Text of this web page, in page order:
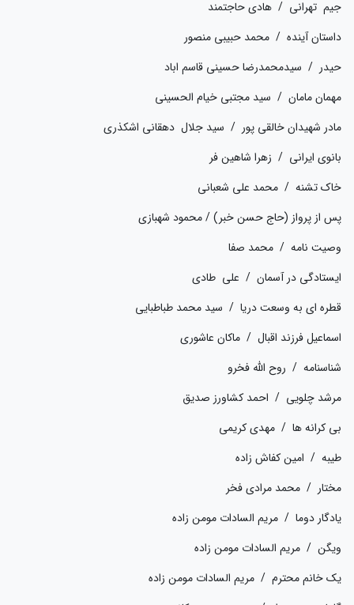
جیم تهرانی / هادی حاجتمند
داستان آینده / محمد حبیبی منصور
حیدر / سیدمحمدرضا حسینی قاسم اباد
مهمان مامان / سید مجتبی خیام الحسینی
مادر شهیدان خالقی پور / سید جلال دهقانی اشکذری
بانوی ایرانی / زهرا شاهین فر
خاک تشنه / محمد علی شعبانی
پس از پرواز (حاج حسن خبر) / محمود شهبازی
وصیت نامه / محمد صفا
ایستادگی در آسمان / علی طادی
قطره ای به وسعت دریا / سید محمد طباطبایی
اسماعیل فرزند اقبال / ماکان عاشوری
شناسنامه / روح الله فخرو
مرشد چلویی / احمد کشاورز صدیق
بی کرانه ها / مهدی کریمی
طیبه / امین کفاش زاده
مختار / محمد مرادی فخر
یادگار دوما / مریم السادات مومن زاده
ویگن / مریم السادات مومن زاده
یک خانم محترم / مریم السادات مومن زاده